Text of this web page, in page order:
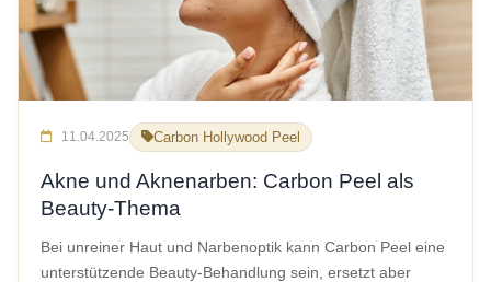
11.04.2025 Carbon Hollywood Peel
Akne und Aknenarben: Carbon Peel als
Beauty-Thema
Bei unreiner Haut und Narbenoptik kann Carbon Peel eine
unterstützende Beauty-Behandlung sein, ersetzt aber